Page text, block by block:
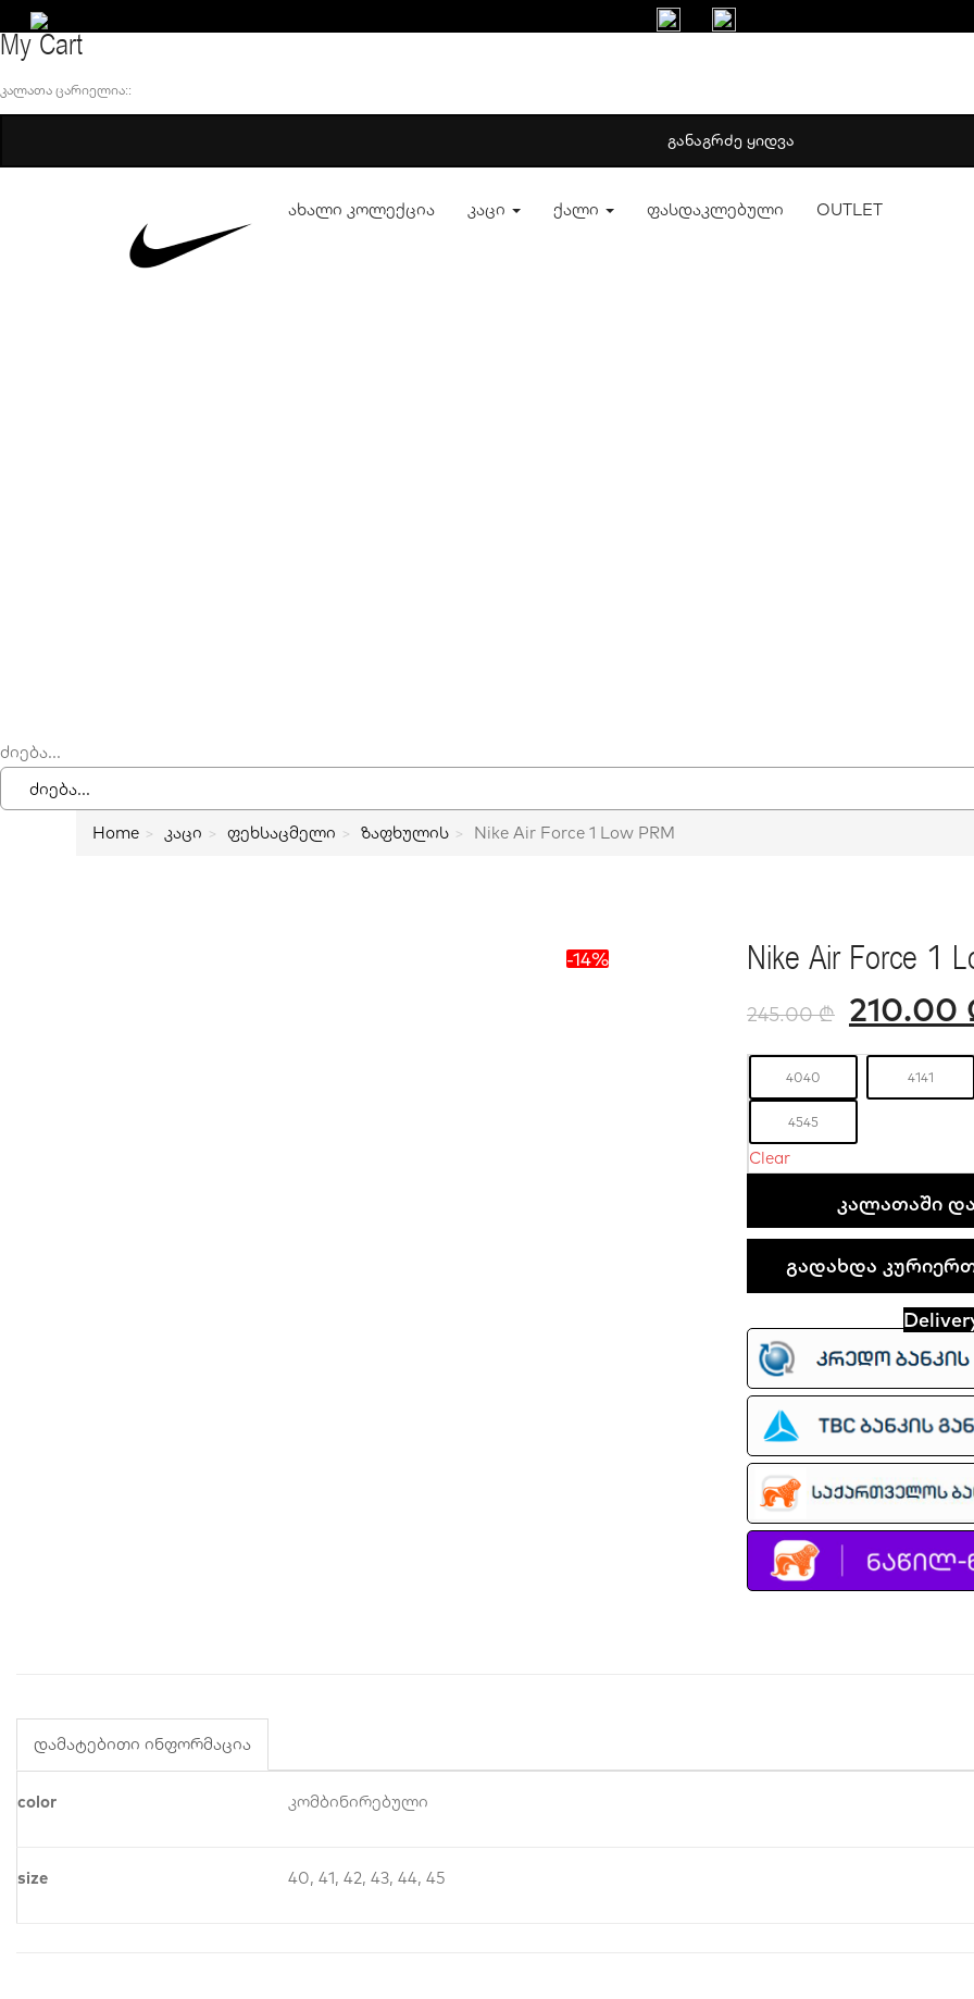
My Cart
ᲙᲐᲚᲐᲗᲐ ᲪᲐᲠᲘᲔᲚᲘᲐ::
ᲒᲐᲜᲐᲒᲠᲫᲔ ᲧᲘᲓᲕᲐ
ახალი კოლექცია კაცი ქალი ფასდაკლებული OUTLET
ძიება...
Home კაცი ფეხსაცმელი ზაფხულის Nike Air Force 1 Low PRM
-14% Nike Air Force 1
245.00₾ 210.00
4040 4141
4545
Clear
Force
Low
PRM
quantity
ᲙᲐᲚᲐᲗᲐᲨᲘ
გადახდა
დამატებითი ინფორმაცია
color კომბინირებული
size 40, 41, 42, 43, 44, 45